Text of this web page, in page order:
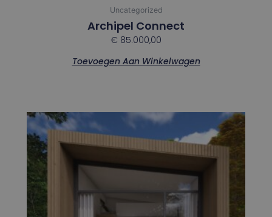
Uncategorized
Archipel Connect
€ 85.000,00
Toevoegen Aan Winkelwagen